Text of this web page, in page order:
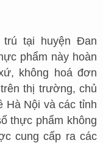
trú tại huyện Đan
phẩm này hoàn
không hoá đơn
thị trường, chủ
Hà Nội và các tỉnh
thực phẩm không
cung cấp ra các